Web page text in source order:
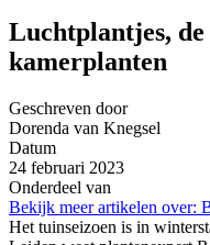
Luchtplantjes,
kamerplanten
Geschreven door
Dorenda van Knegsel
Datum
24 februari 2023
Onderdeel van
Bekijk meer artikelen over:
Het tuinseizoen is in